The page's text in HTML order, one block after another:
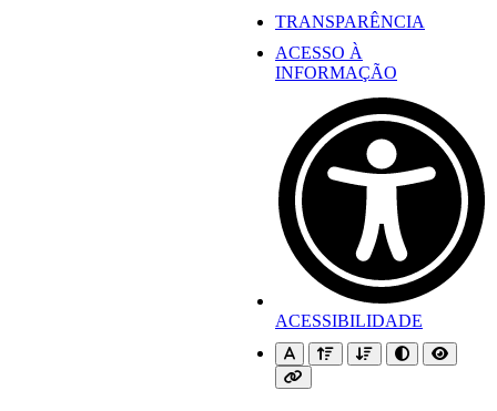
TRANSPARÊNCIA
ACESSO À
INFORMAÇÃO
ACESSIBILIDADE